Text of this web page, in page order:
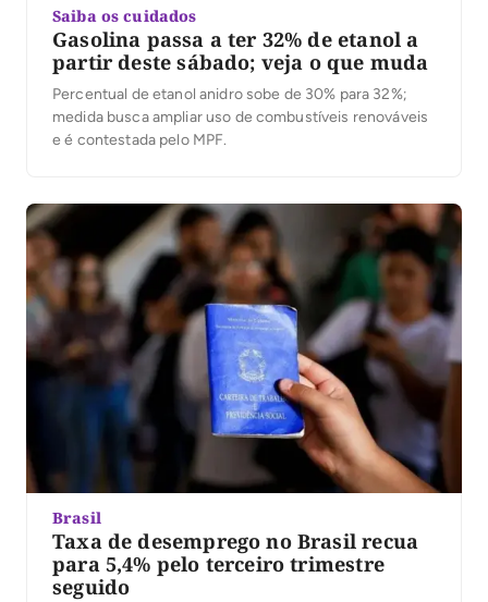
Saiba os cuidados
Gasolina passa a ter 32% de etanol a
partir deste sábado; veja o que muda
Percentual de etanol anidro sobe de 30% para 32%;
medida busca ampliar uso de combustíveis renováveis
e é contestada pelo MPF.
Brasil
Taxa de desemprego no Brasil recua
para 5,4% pelo terceiro trimestre
seguido